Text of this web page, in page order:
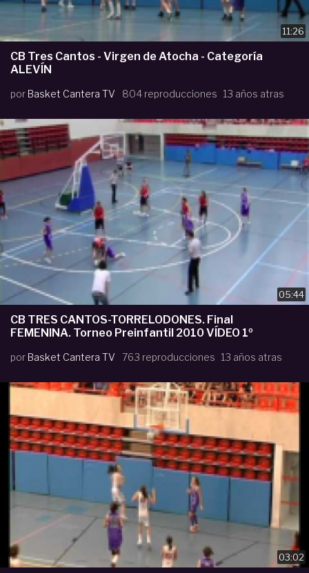
11:26
CB Tres Cantos - Virgen de Atocha - Categoría
ALEVÍN
por Basket Cantera TV 804 reproducciones 13 años atras
05:44
CB TRES CANTOS-TORRELODONES. Final
FEMENINA. Torneo Preinfantil 2010 VÍDEO 1º
por Basket Cantera TV 763 reproducciones 13 años atras
03:02